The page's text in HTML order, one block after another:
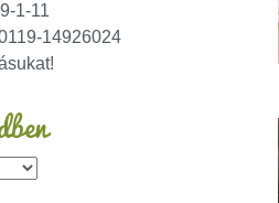
1-11
14926024